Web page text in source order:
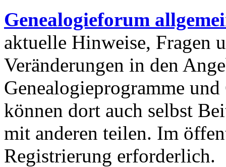
Genealogieforum
aktuelle Hinweise, Fragen
Veränderungen in den
Genealogieprogramme
können dort auch selbst
mit anderen teilen. Im
Registrierung erforderlich.